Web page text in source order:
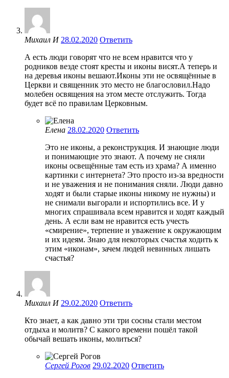
Михаил И 28.02.2020 Ответить
А есть люди говорят что не всем нравится что у
родников везде стоят кресты и иконы висят.А теперь и
на деревья иконы вешают.Иконы эти не освящённые в
Церкви и священник это место не благословил.Надо
молебен освящения на этом месте отслужить. Тогда
будет всё по правилам Церковным.
Елена 28.02.2020 Ответить
Это не иконы, а реконструкция. И знающие люди
и понимающие это знают. А почему не сняли
иконы освещённые там есть из храма? А именно
картинки с интернета? Это просто из-за вредности
и не уважения и не понимания сняли. Люди давно
ходят и были старые иконы никому не нужны) и
не снимали выгорали и испортились все. И у
многих спрашивала всем нравится и ходят каждый
день. А если вам не нравится есть учесть
«смирение», терпение и уважение к окружающим
и их идеям. Знаю для некоторых счастья ходить к
этим «иконам», зачем людей невинных лишать
счастья?
Михаил И 29.02.2020 Ответить
Кто знает, а как давно эти три сосны стали местом
отдыха и молитв? С какого времени пошёл такой
обычай вешать иконы, молиться?
Сергей Рогов 29.02.2020 Ответить